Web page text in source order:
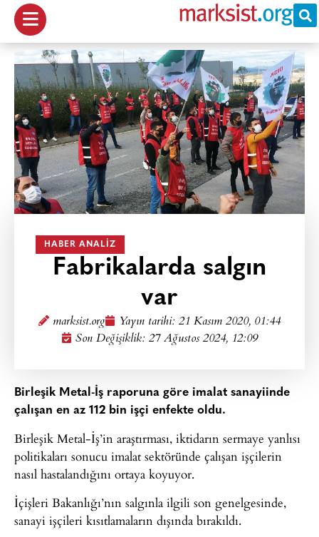
HABER ANALIZ
Fabrikalarda salgın
var
marksist.org Yayın tarihi: 21 Kasım 2020, 01:44
Son Değişiklik: 27 Ağustos 2024, 12:09
Birleşik Metal-İş raporuna göre imalat sanayiinde
çalışan en az 112 bin işçi enfekte oldu.
Birleşik Metal-İş’in araştırması, iktidarın sermaye yanlısı
politikaları sonucu imalat sektöründe çalışan işçilerin
nasıl hastalandığını ortaya koyuyor.
İçişleri Bakanlığı’nın salgınla ilgili son genelgesinde,
sanayi işçileri kısıtlamaların dışında bırakıldı.